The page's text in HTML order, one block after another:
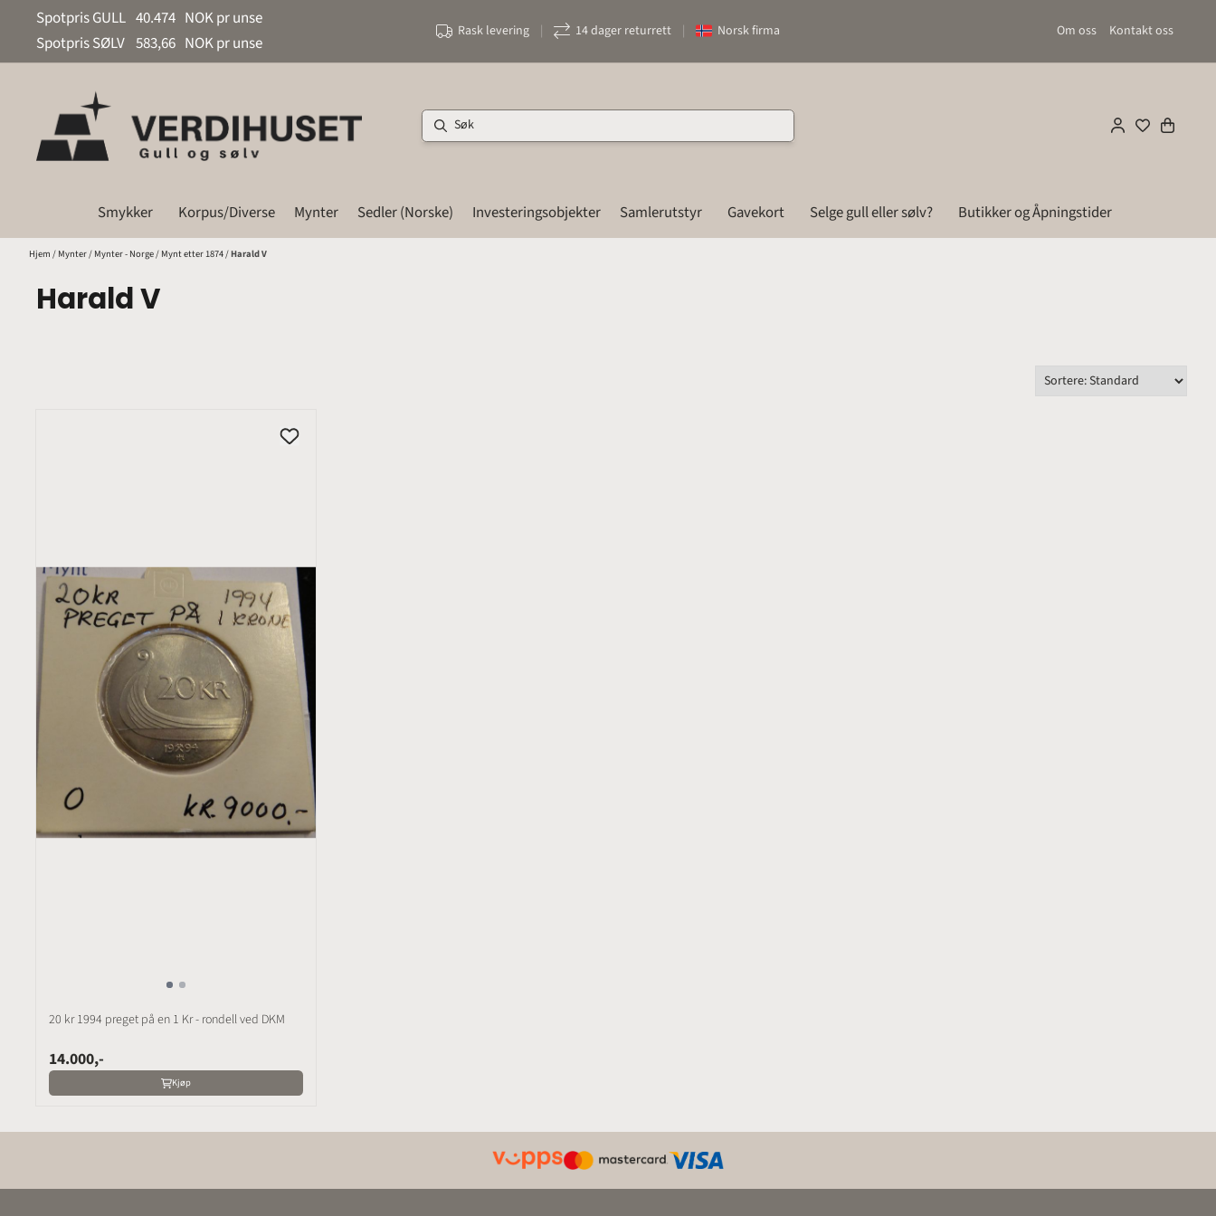
Hopp til innhold
Spotpris GULL 40.474 NOK pr unse
Spotpris SØLV 583,66 NOK pr unse
Rask levering | 14 dager returrett | Norsk firma Om oss Kontakt oss
Smykker Korpus/Diverse Mynter Sedler (Norske) Investeringsobjekter Samlerutstyr Gavekort Selge gull eller sølv? Butikker og Åpningstider
Hjem / Mynter/ Mynter - Norge/ Mynt etter 1874/Harald V
Harald V
20 kr 1994 preget på en 1 Kr - rondell ved DKM
14.000,-
Kjøp